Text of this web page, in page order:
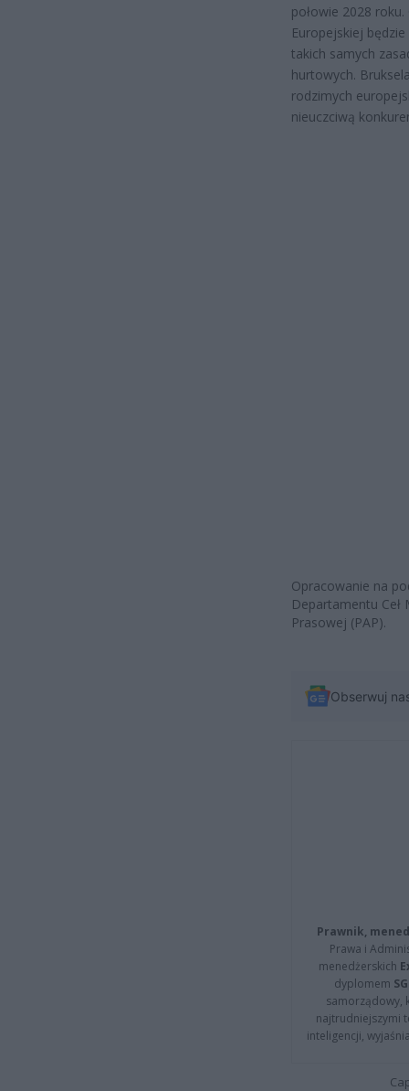
połowie 2028
Europejskiej
takich samych
hurtowych.
rodzimych
nieuczciwą
Opracowanie na
Departamentu
Prasowej (PAP).
Obserwuj
Prawnik,
Prawa i
menedżerskich
dyplomem
samorządowy,
najtrudniejszymi
inteligencji,